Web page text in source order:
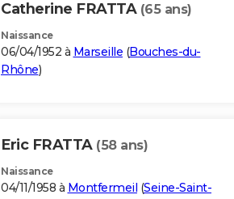
Catherine FRATTA (65 ans)
Naissance
06/04/1952 à Marseille (Bouches-du-
Rhône)
Eric FRATTA (58 ans)
Naissance
04/11/1958 à Montfermeil (Seine-Saint-